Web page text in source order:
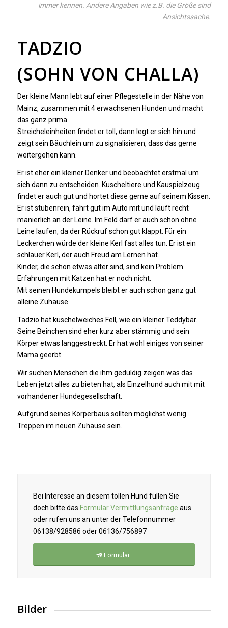
immer kennen. Andere Angaben wie z.B. die Größe sind
Ansichtssache.
TADZIO
(SOHN VON CHALLA)
Der kleine Mann lebt auf einer Pflegestelle in der Nähe von
Mainz, zusammen mit 4 erwachsenen Hunden und macht
das ganz prima.
Streicheleinheiten findet er toll, dann legt er sich hin und
zeigt sein Bäuchlein um zu signalisieren, dass das gerne
weitergehen kann.
Er ist eher ein kleiner Denker und beobachtet erstmal um
sich dann zu entscheiden. Kuscheltiere und Kauspielzeug
findet er auch gut und hortet diese gerne auf seinem Kissen.
Er ist stubenrein, fährt gut im Auto mit und läuft recht
manierlich an der Leine. Im Feld darf er auch schon ohne
Leine laufen, da der Rückruf schon gut klappt. Für ein
Leckerchen würde der kleine Kerl fast alles tun. Er ist ein
schlauer Kerl, der auch Freud am Lernen hat.
Kinder, die schon etwas älter sind, sind kein Problem.
Erfahrungen mit Katzen hat er noch nicht.
Mit seinen Hundekumpels bleibt er auch schon ganz gut
alleine Zuhause.
Tadzio hat kuschelweiches Fell, wie ein kleiner Teddybär.
Seine Beinchen sind eher kurz aber stämmig und sein
Körper etwas langgestreckt. Er hat wohl einiges von seiner
Mama geerbt.
Wir suchen Menschen die ihm geduldig zeigen was das
Leben jetzt alles zu bieten hat, als Einzelhund auch mit mit
vorhandener Hundegesellschaft.
Aufgrund seines Körperbaus sollten möglichst wenig
Treppen im neuen Zuhause sein.
Bei Interesse an diesem tollen Hund füllen Sie
doch bitte das Formular Vermittlungsanfrage aus
oder rufen uns an unter der Telefonnummer
06138/928586 oder 06136/756897
Formular
Bilder